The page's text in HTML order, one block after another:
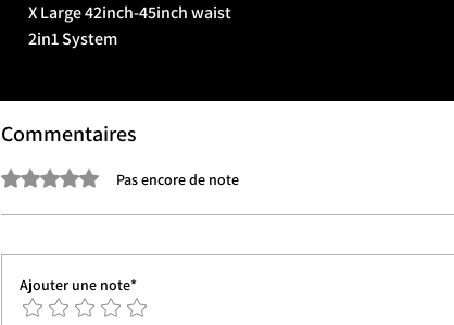
X Large 42inch-45inch waist
2in1 System
Molle belt
Multicam
Commentaires
Noté 0 étoile sur 5. Pas encore de note
Ajouter une note*